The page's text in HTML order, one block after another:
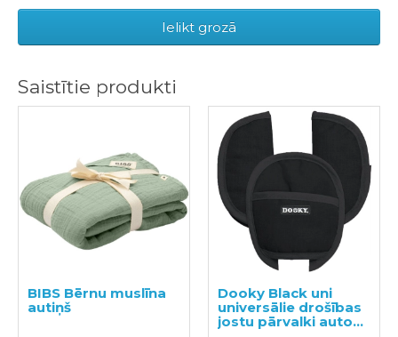
Ielikt grozā
Saistītie produkti
BIBS Bērnu muslīna
autiņš
Dooky Black uni
universālie drošības
jostu pārvalki auto